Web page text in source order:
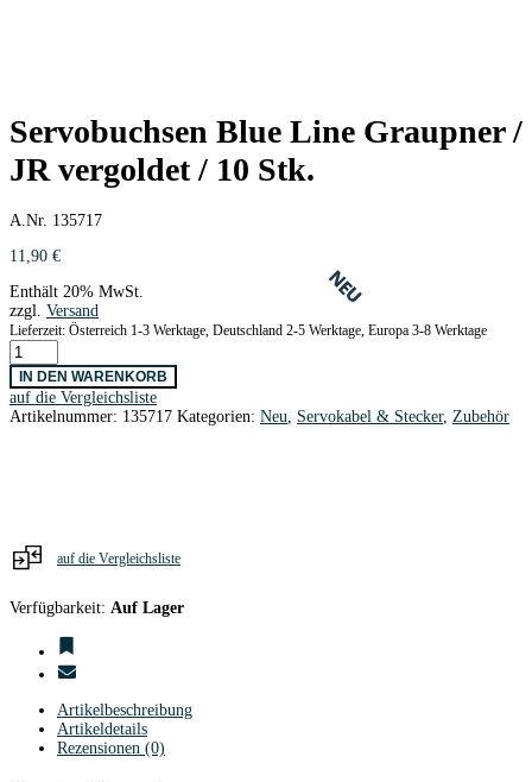
Servobuchsen Blue Line Graupner /
JR vergoldet / 10 Stk.
A.Nr. 135717
11,90 €
Enthält 20% MwSt.
zzgl. Versand
Lieferzeit: Österreich 1-3 Werktage, Deutschland 2-5 Werktage, Europa 3-8 Werktage
Servobuchsen
Blue
Line
Graupner
/
IN DEN WARENKORB
auf die Vergleichsliste
Artikelnummer: 135717 Kategorien: Neu Servokabel & Stecker, Zubehör
auf die Vergleichsliste
Verfügbarkeit: Auf Lager
Artikelbeschreibung
Artikeldetails
Rezensionen (0)
NEU
NEU